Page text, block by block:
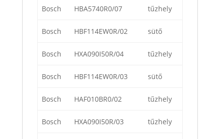
Bosch HBA5740R0/07 tűzhely
Bosch HBF114EW0R/02 sütő
Bosch HXA090I50R/04 tűzhely
Bosch HBF114EW0R/03 sütő
Bosch HAF010BR0/02 tűzhely
Bosch HXA090I50R/03 tűzhely